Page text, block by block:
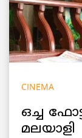
CINEMA
ഒച്ച
മലയാളി